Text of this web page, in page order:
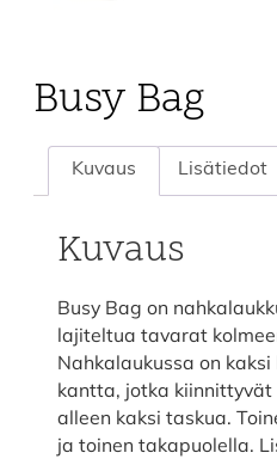
Busy Bag
Kuvaus Lisätiedot
Kuvaus
Busy Bag on
lajiteltua tavarat
Nahkalaukussa on
kantta, jotka
alleen kaksi taskua.
ja toinen takapuolella.